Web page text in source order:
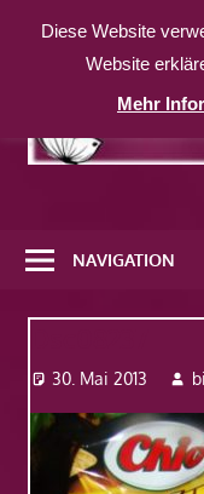
Inhalt
weitere
Website
NAVIGATION
30. Mai 2013
Diese Website
Website
Mehr